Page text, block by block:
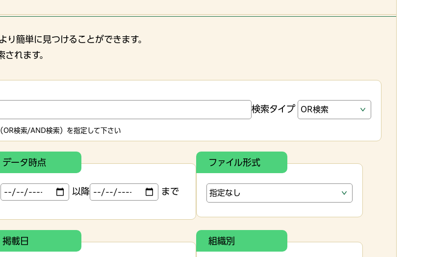
簡単に見つけることができます。
れます。
検索タイプ
OR検索/AND検索）を指定して下さい
データ時点
以降 まで
ファイル形式
掲載日 組織別